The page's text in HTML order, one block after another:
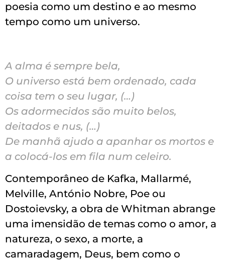
poesia como um destino e ao mesmo
tempo como um universo.
A alma é sempre bela,
O universo está bem ordenado, cada
coisa tem o seu lugar, (…)
Os adormecidos são muito belos,
deitados e nus, (…)
De manhã ajudo a apanhar os mortos e
a colocá-los em fila num celeiro.
Contemporâneo de Kafka, Mallarmé,
Melville, António Nobre, Poe ou
Dostoievsky, a obra de Whitman abrange
uma imensidão de temas como o amor, a
natureza, o sexo, a morte, a
camaradagem, Deus, bem como o